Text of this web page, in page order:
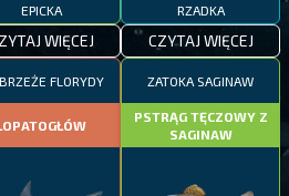
EPICKA
WIĘCEJ
RZADKA
CZYTAJ WIĘCEJ
FLORYDY ZATOKA SAGINAW
PSTRĄG TĘCZOWY Z
SAGINAW